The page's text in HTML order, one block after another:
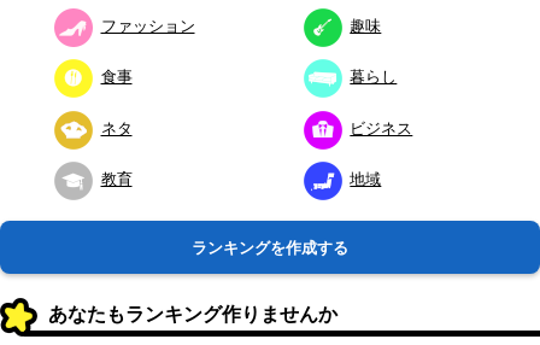
ファッション 趣味
食事 暮らし
ネタ ビジネス
教育 地域
ランキングを作成する
あなたもランキング作りませんか